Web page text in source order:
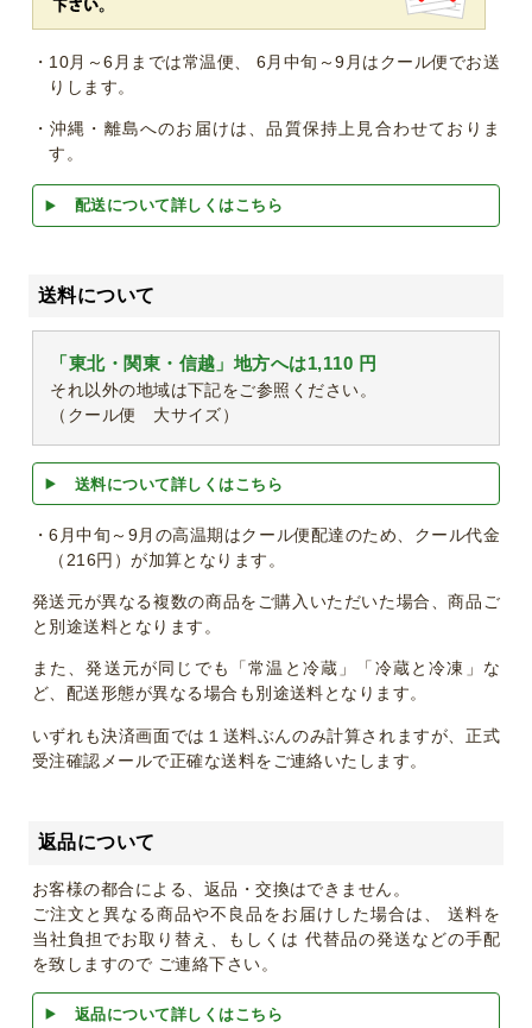
・10月～6月までは常温便、 6月中旬～9月はクール便でお送
りします。
・沖縄・離島へのお届けは、品質保持上見合わせておりま
す。
配送について詳しくはこちら
送料について
「東北・関東・信越」地方へは1,110 円
それ以外の地域は下記をご参照ください。
（クール便 大サイズ）
送料について詳しくはこちら
・6月中旬～9月の高温期はクール便配達のため、クール代金
（216円）が加算となります。
発送元が異なる複数の商品をご購入いただいた場合、商品ご
と別途送料となります。
また、発送元が同じでも「常温と冷蔵」「冷蔵と冷凍」な
ど、配送形態が異なる場合も別途送料となります。
いずれも決済画面では１送料ぶんのみ計算されますが、正式
受注確認メールで正確な送料をご連絡いたします。
返品について
お客様の都合による、返品・交換はできません。
ご注文と異なる商品や不良品をお届けした場合は、 送料を
当社負担でお取り替え、もしくは 代替品の発送などの手配
を致しますので ご連絡下さい。
返品について詳しくはこちら